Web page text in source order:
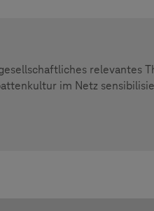
relevantes
im Netz